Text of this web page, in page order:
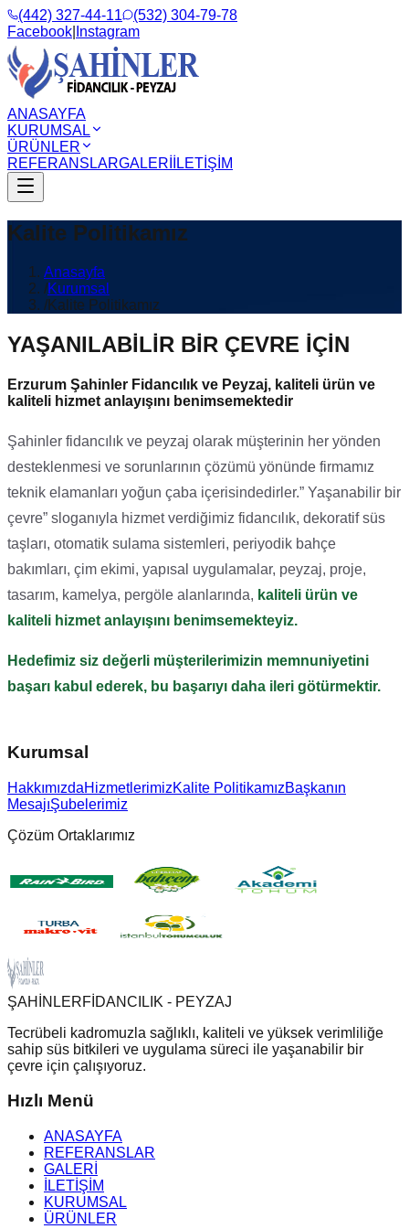
(442) 327-44-11
(532) 304-79-78
Facebook Instagram
ANASAYFA
KURUMSAL
ÜRÜNLER
REFERANSLARGALERİ İLETİŞİM
Kalite Politikamız
Anasayfa
/Kurumsal
/Kalite Politikamız
YAŞANILABİLİR BİR ÇEVRE İÇİN
Erzurum Şahinler Fidancılık ve Peyzaj, kaliteli ürün ve
kaliteli hizmet anlayışını benimsemektedir
Şahinler fidancılık ve peyzaj olarak müşterinin her yönden
desteklenmesi ve sorunlarının çözümü yönünde firmamız
teknik elamanları yoğun çaba içerisindedirler.” Yaşanabilir bir
çevre” sloganıyla hizmet verdiğimiz fidancılık, dekoratif süs
taşları, otomatik sulama sistemleri, periyodik bahçe
bakımları, çim ekimi, yapısal uygulamalar, peyzaj, proje,
tasarım, kamelya, pergöle alanlarında, kaliteli ürün ve
kaliteli hizmet anlayışını benimsemekteyiz.
Hedefimiz siz değerli müşterilerimizin memnuniyetini
başarı kabul ederek, bu başarıyı daha ileri götürmektir.
Kurumsal
HakkımızdaHizmetlerimizKalite PolitikamızBaşkanın
MesajıŞubelerimiz
Çözüm Ortaklarımız
ŞAHİNLERFİDANCILIK - PEYZAJ
Tecrübeli kadromuzla sağlıklı, kaliteli ve yüksek verimliliğe
sahip süs bitkileri ve uygulama süreci ile yaşanabilir bir
çevre için çalışıyoruz.
Hızlı Menü
ANASAYFA
REFERANSLAR
GALERİ
İLETİŞİM
KURUMSAL
ÜRÜNLER